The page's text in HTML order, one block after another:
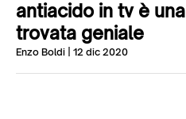
Contatti
antiacido in tv è una
trovata geniale
Enzo Boldi | 12 dic 2020